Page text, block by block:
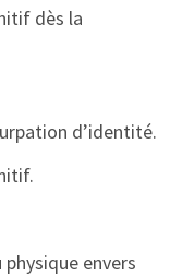
dès la
d’identité.
envers